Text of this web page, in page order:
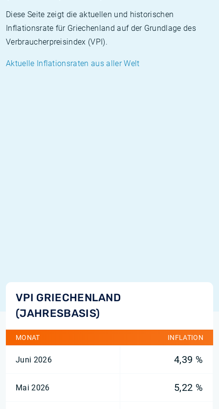
Diese Seite zeigt die aktuellen und historischen
Inflationsrate für Griechenland auf der Grundlage des
Verbraucherpreisindex (VPI).
Aktuelle Inflationsraten aus aller Welt
VPI GRIECHENLAND
(JAHRESBASIS)
MONAT INFLATION
Juni 2026 4,39 %
Mai 2026 5,22 %